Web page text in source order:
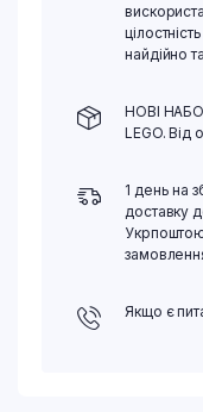
найдійно
НОВІ
LEGO. Від
1 день на
доставку
Якщо є